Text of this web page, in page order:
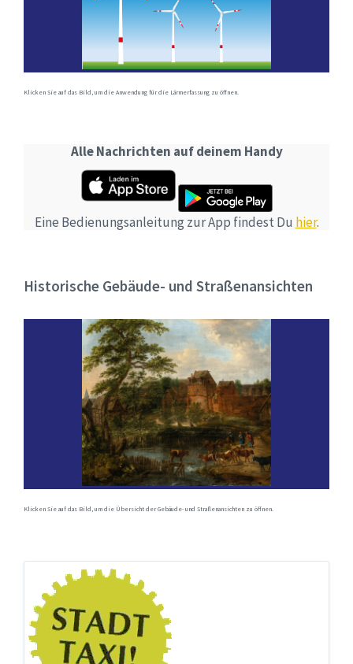
Klicken Sie auf das Bild, um die Anwendung für die Lärmerfassung zu öffnen.
Alle Nachrichten auf deinem Handy
Eine Bedienungsanleitung zur App findest Du hier.
Historische Gebäude- und Straßenansichten
Klicken Sie auf das Bild, um die Übersicht der Gebäude- und Straßenansichten zu öffnen.